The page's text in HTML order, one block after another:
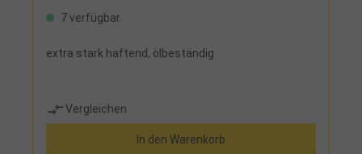
7 verfügbar
extra stark haftend, ölbeständig
Vergleichen
In den Warenkorb